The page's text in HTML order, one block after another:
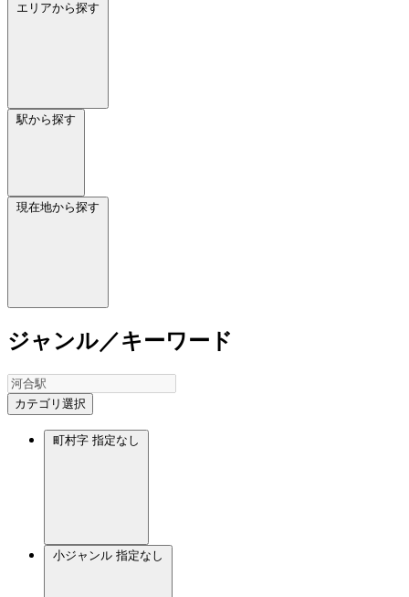
エリアから探す
駅から探す
現在地から探す
ジャンル／キーワード
カテゴリ選択
町村字 指定なし
小ジャンル 指定なし